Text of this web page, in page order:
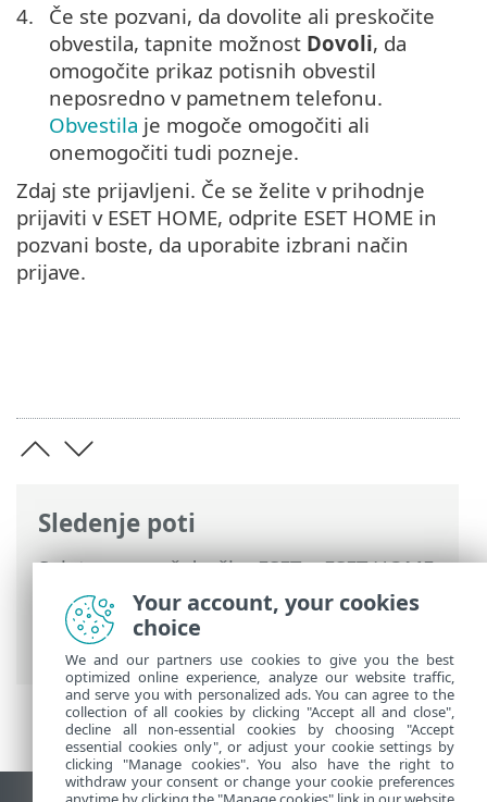
Sledenje poti
Spletna pomoč družbe ESET>ESET HOME
Delo s programom ESET HOME>
Upravljanje računa ESET HOME
Navodila za prijavo v račun ESET HOME
4.
Če ste pozvani, da dovolite ali preskočite
obvestila, tapnite možnost Dovoli, da
omogočite prikaz potisnih obvestil
neposredno v pametnem telefonu.
Obvestila je mogoče omogočiti ali
onemogočiti tudi pozneje.
Zdaj ste prijavljeni. Če se želite v prihodnje
prijaviti v ESET HOME, odprite ESET HOME in
pozvani boste, da uporabite izbrani način
prijave.
Your account, your cookies
choice
We and our partners use cookies to give you the best
optimized online experience, analyze our website traffic,
and serve you with personalized ads. You can agree to the
collection of all cookies by clicking "Accept all and close",
decline all non-essential cookies by choosing "Accept
essential cookies only", or adjust your cookie settings by
clicking "Manage cookies". You also have the right to
withdraw your consent or change your cookie preferences